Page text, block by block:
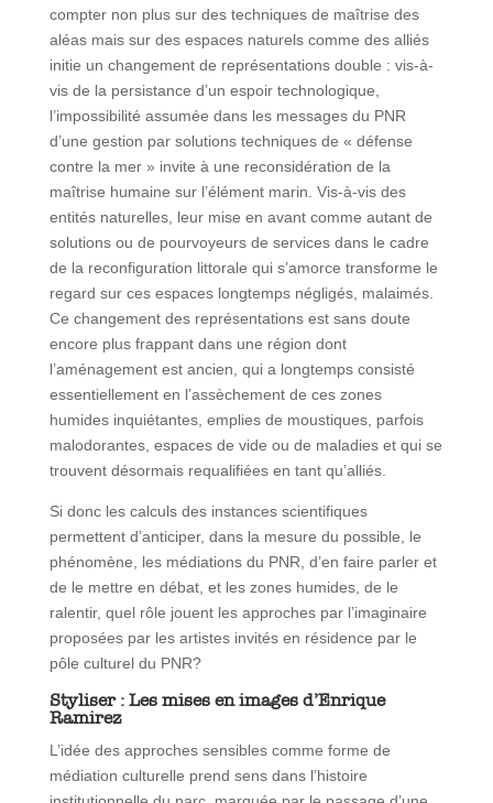
compter non plus sur des techniques de maîtrise des
aléas mais sur des espaces naturels comme des alliés
initie un changement de représentations double : vis-à-
vis de la persistance d’un espoir technologique,
l’impossibilité assumée dans les messages du PNR
d’une gestion par solutions techniques de « défense
contre la mer » invite à une reconsidération de la
maîtrise humaine sur l’élément marin. Vis-à-vis des
entités naturelles, leur mise en avant comme autant de
solutions ou de pourvoyeurs de services dans le cadre
de la reconfiguration littorale qui s’amorce transforme le
regard sur ces espaces longtemps négligés, malaimés.
Ce changement des représentations est sans doute
encore plus frappant dans une région dont
l’aménagement est ancien, qui a longtemps consisté
essentiellement en l’assèchement de ces zones
humides inquiétantes, emplies de moustiques, parfois
malodorantes, espaces de vide ou de maladies et qui se
trouvent désormais requalifiées en tant qu’alliés.
Si donc les calculs des instances scientifiques
permettent d’anticiper, dans la mesure du possible, le
phénomène, les médiations du PNR, d’en faire parler et
de le mettre en débat, et les zones humides, de le
ralentir, quel rôle jouent les approches par l’imaginaire
proposées par les artistes invités en résidence par le
pôle culturel du PNR?
Styliser : Les mises en images d’Enrique
Ramirez
L’idée des approches sensibles comme forme de
médiation culturelle prend sens dans l’histoire